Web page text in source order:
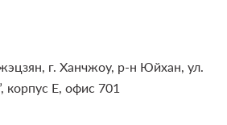
г. Ханчжоу, р-н Юйхан, ул.
корпус E, офис 701